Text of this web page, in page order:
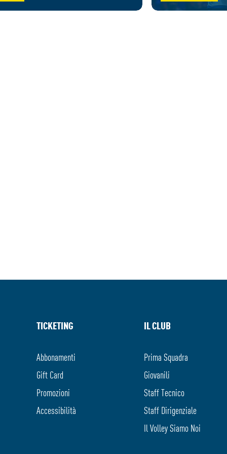
TICKETING
Abbonamenti
Gift Card
Promozioni
Accessibilità
IL CLUB
Prima Squadra
Giovanili
Staff Tecnico
Staff Dirigenziale
Il Volley Siamo Noi